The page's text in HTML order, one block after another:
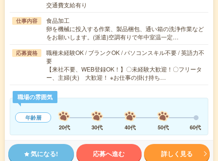
交通費支給有り
仕事内容
食品加工
卵を機械に投入する作業、製品梱包、通い箱の洗浄作業など
をお願いします。(派遣)空調有りで年中室温一定…
応募資格
職種未経験OK / ブランクOK / パソコンスキル不要 / 英語力不
要
【来社不要、WEB登録OK！】〇未経験大歓迎！〇フリータ
ー、主婦(夫) 大歓迎！ ※お仕事の掛け持ち…
職場の雰囲気
年齢層
20代
30代 40代 50代 60代
気になる! 応募へ進む 詳しく見る